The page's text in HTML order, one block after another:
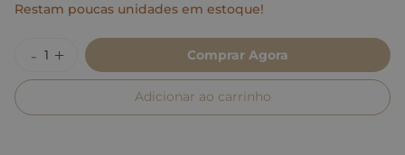
Restam poucas unidades em estoque!
Comprar Agora
Adicionar ao carrinho